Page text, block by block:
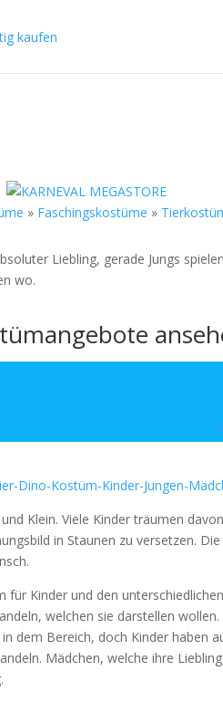
» Faschingskostüme »
Liebling, gerade Jungs
wo.
Klein. Viele Kinder träumen
in Staunen zu versetzen.
Kinder und den
welchen sie darstellen
dem Bereich, doch Kinder haben
Mädchen, welche ihre